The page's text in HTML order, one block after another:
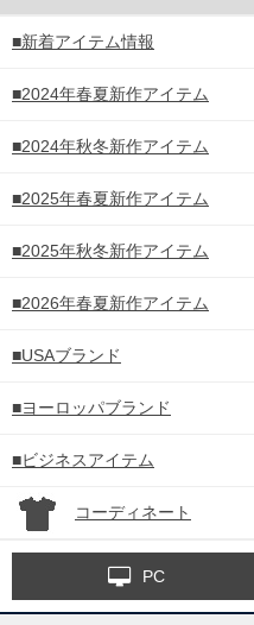
■新着アイテム情報
■2024年春夏新作アイテム
■2024年秋冬新作アイテム
■2025年春夏新作アイテム
■2025年秋冬新作アイテム
■2026年春夏新作アイテム
■USAブランド
■ヨーロッパブランド
■ビジネスアイテム
コーディネート
PC